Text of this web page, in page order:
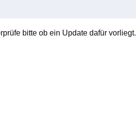
bitte ob ein Update dafür vorliegt.